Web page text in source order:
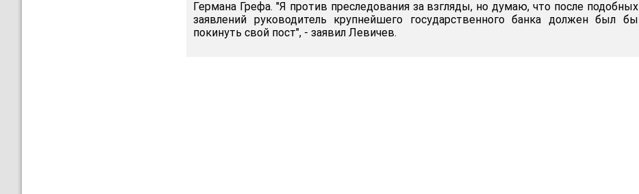
Германа Грефа. "Я против преследования за взгляды, но думаю, что после подобных
заявлений руководитель крупнейшего государственного банка должен был бы
покинуть свой пост", - заявил Левичев.